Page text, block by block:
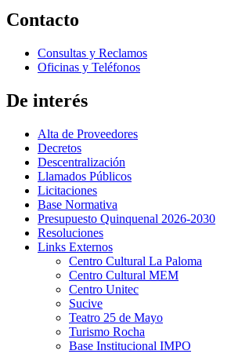
Contacto
Consultas y Reclamos
Oficinas y Teléfonos
De interés
Alta de Proveedores
Decretos
Descentralización
Llamados Públicos
Licitaciones
Base Normativa
Presupuesto Quinquenal 2026-2030
Resoluciones
Links Externos
Centro Cultural La Paloma
Centro Cultural MEM
Centro Unitec
Sucive
Teatro 25 de Mayo
Turismo Rocha
Base Institucional IMPO